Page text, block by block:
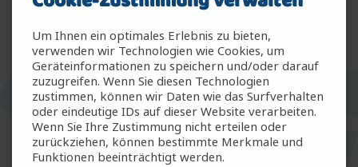
Bauleiter Elektroinstallateur - Industrie
(m/w/d)
Luzern
Fest - Vollzeit
Um Ihnen ein optimales Erlebnis zu bieten,
verwenden wir Technologien wie Cookies, um
Geräteinformationen zu speichern und/oder darauf
zuzugreifen. Wenn Sie diesen Technologien
zustimmen, können wir Daten wie das Surfverhalten
oder eindeutige IDs auf dieser Website verarbeiten.
Wenn Sie Ihre Zustimmung nicht erteilen oder
zurückziehen, können bestimmte Merkmale und
Funktionen beeinträchtigt werden.